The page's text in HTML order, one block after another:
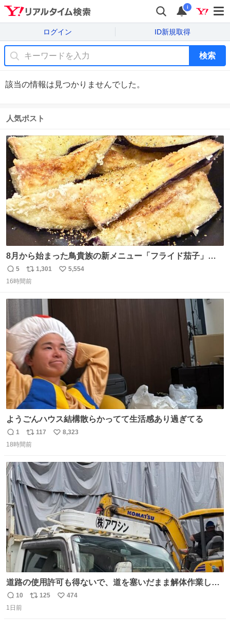
i
ログイン ID新規取得
検索
該当の情報は見つかりませんでした。
人気ポスト
8月から始まった鳥貴族の新メニュー「フライド茄子」が
うますぎでした 信じて……
返
信
5
リ
ポ
数
1,301
い
5,554
16時間前
ようごんハウス結構散らかってて生活感あり過ぎてる
返
信
1
リ
ポ
ト
数
117
い
数
8,323
18時間前
道路の使用許可も得ないで、道を塞いだまま解体作業して
る。 写真を撮ろうとしたら「勝手に写真撮るな馬鹿野郎」
と罵倒されるなど。
返
信
10
リ
125
い
474
1日前